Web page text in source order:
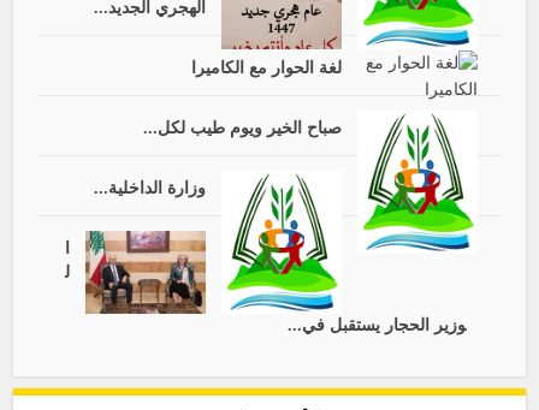
الهجري الجديد...
لغة الحوار مع الكاميرا
صباح الخير ويوم طيب لكل...
وزارة الداخلية...
ل
وزير الحجار يستقبل في...